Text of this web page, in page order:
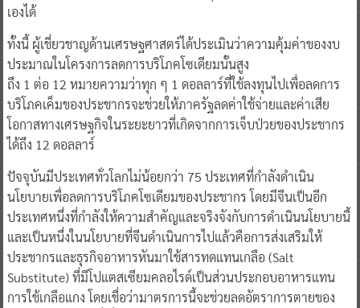
เองได้
ทั้งนี้ ผู้เชี่ยวชาญด้านเศรษฐศาสตร์ได้ประเมินว่าความคุ้มค่าของงบ
ประมาณในโครงการลดการบริโภคโซเดียมนั้นสูง
ถึง 1 ต่อ 12 หมายความว่าทุก ๆ 1 ดอลลาร์ที่ใช้ลงทุนไปเพื่อลดการ
บริโภคเค็มของประชากรจะช่วยให้ภาครัฐลดค่าใช้จ่ายและค่าเสีย
โอกาสทางเศรษฐกิจในระยะยาวที่เกิดจากการเจ็บป่วยของประชากร
ได้ถึง 12 ดอลลาร์
ปัจจุบันมีประเทศทั่วโลกไม่น้อยกว่า 75 ประเทศที่กำลังดำเนิน
นโยบายเพื่อลดการบริโภคโซเดียมของประชากร โดยมีจีนเป็นอีก
ประเทศหนึ่งที่กำลังให้ความสำคัญและจริงจังกับการดำเนินนโยบายนี้
และเป็นหนึ่งในนโยบายที่จีนดำเนินการไปแล้วคือการส่งเสริมให้
ประชากรและธุรกิจอาหารหันมาใช้สารทดแทนเกลือ (Salt
Substitute) ที่มีโปแตสเซียมคลอไรด์เป็นส่วนประกอบอาหารแทน
การใช้เกลือแกง โดยเชื่อว่ามาตรการนี้จะช่วยลดอัตราการตายของ